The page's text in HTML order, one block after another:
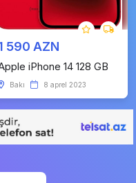
590 AZN
iPhone 14 128 GB
Bakı 8 aprel 2023